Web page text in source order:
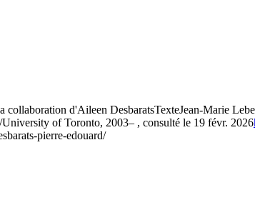
collaboration d'Aileen DesbaratsTexteJean-Marie
of Toronto, 2003– , consulté le 19 févr. 2026
pierre-edouard/